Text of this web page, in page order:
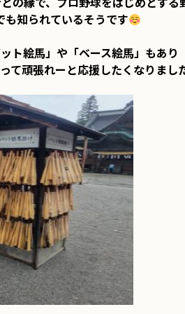
も知られているそうです
ト絵馬」や「ベース絵馬」もあり
て頑張れーと応援したくなりまし